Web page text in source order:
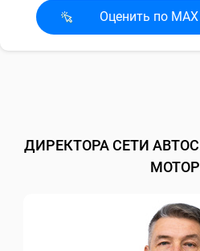
Оценить по
ДИРЕКТОРА СЕТИ